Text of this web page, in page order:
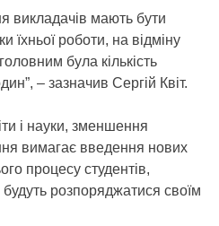
викладачів мають бути
їхньої роботи, на відміну
була кількість
– зазначив Сергій Квіт.
і науки, зменшення
вимагає введення нових
процесу студентів,
розпоряджатися своїм